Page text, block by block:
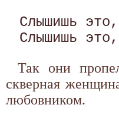
Слышишь
Так они
скверная
любовником.